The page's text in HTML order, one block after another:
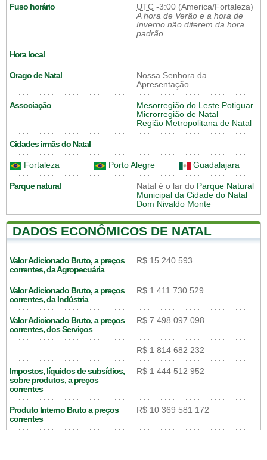
Fuso horário UTC -3:00 (America/Fortaleza)
A hora de Verão e a hora de
Inverno não diferem da hora
padrão.
Hora local
Orago de Natal
Nossa Senhora da
Apresentação
Associação
Mesorregião do Leste Potiguar
Microrregião de Natal
Região Metropolitana de Natal
Cidades irmãs do Natal
Fortaleza Porto Alegre Guadalajara
Parque natural Natal é o lar do Parque Natural
Municipal da Cidade do Natal
Dom Nivaldo Monte
DADOS ECONÔMICOS DE NATAL
Valor Adicionado Bruto, a preços
correntes, da Agropecuária
R$ 15 240 593
Valor Adicionado Bruto, a preços
correntes, da Indústria
R$ 1 411 730 529
Valor Adicionado Bruto, a preços
correntes, dos Serviços
R$ 7 498 097 098
R$ 1 814 682 232
Impostos, líquidos de subsídios,
sobre produtos, a preços
correntes
R$ 1 444 512 952
Produto Interno Bruto a preços
correntes
R$ 10 369 581 172